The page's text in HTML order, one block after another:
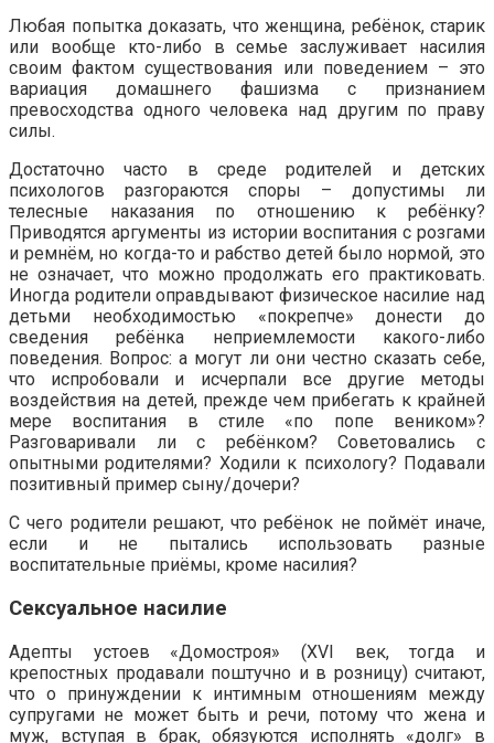
Любая попытка доказать, что женщина, ребёнок, старик
или вообще кто-либо в семье заслуживает насилия
своим фактом существования или поведением – это
вариация домашнего фашизма с признанием
превосходства одного человека над другим по праву
силы.
Достаточно часто в среде родителей и детских
психологов разгораются споры – допустимы ли
телесные наказания по отношению к ребёнку?
Приводятся аргументы из истории воспитания с розгами
и ремнём, но когда-то и рабство детей было нормой, это
не означает, что можно продолжать его практиковать.
Иногда родители оправдывают физическое насилие над
детьми необходимостью «покрепче» донести до
сведения ребёнка неприемлемости какого-либо
поведения. Вопрос: а могут ли они честно сказать себе,
что испробовали и исчерпали все другие методы
воздействия на детей, прежде чем прибегать к крайней
мере воспитания в стиле «по попе веником»?
Разговаривали ли с ребёнком? Советовались с
опытными родителями? Ходили к психологу? Подавали
позитивный пример сыну/дочери?
С чего родители решают, что ребёнок не поймёт иначе,
если и не пытались использовать разные
воспитательные приёмы, кроме насилия?
Сексуальное насилие
Адепты устоев «Домостроя» (XVI век, тогда и
крепостных продавали поштучно и в розницу) считают,
что о принуждении к интимным отношениям между
супругами не может быть и речи, потому что жена и
муж, вступая в брак, обязуются исполнять «долг» в